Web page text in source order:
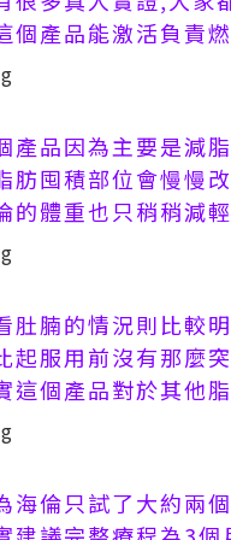
個產品能激活負責
產品因為主要是減
肪囤積部位會慢慢
的體重也只稍稍減
肚腩的情況則比較
起服用前沒有那麼
這個產品對於其他
海倫只試了大約兩